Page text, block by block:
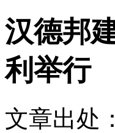
汉德邦
利举行
文章出处